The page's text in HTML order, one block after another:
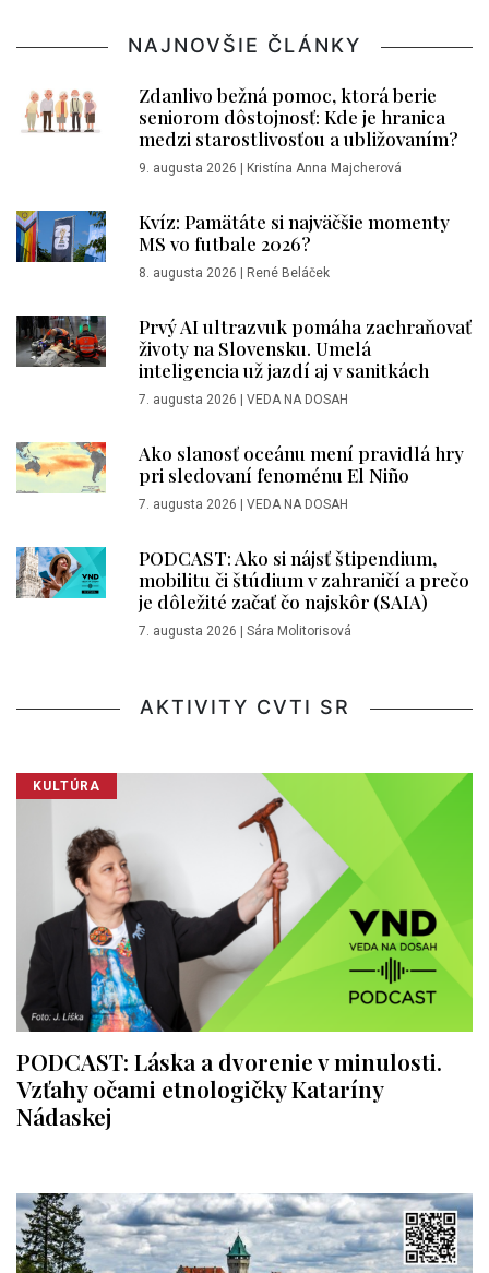
NAJNOVŠIE ČLÁNKY
Zdanlivo bežná pomoc, ktorá berie
seniorom dôstojnosť: Kde je hranica
medzi starostlivosťou a ubližovaním?
9. augusta 2026 Kristína Anna Majcherová
Kvíz: Pamätáte si najväčšie momenty
MS vo futbale 2026?
8. augusta 2026 René Beláček
Prvý AI ultrazvuk pomáha zachraňovať
životy na Slovensku. Umelá
inteligencia už jazdí aj v sanitkách
7. augusta 2026 VEDA NA DOSAH
Ako slanosť oceánu mení pravidlá hry
pri sledovaní fenoménu El Niño
7. augusta 2026 VEDA NA DOSAH
PODCAST: Ako si nájsť štipendium,
mobilitu či štúdium v zahraničí a prečo
je dôležité začať čo najskôr (SAIA)
7. augusta 2026 Sára Molitorisová
AKTIVITY CVTI SR
KULTÚRA
PODCAST: Láska a dvorenie v minulosti.
Vzťahy očami etnologičky Kataríny
Nádaskej